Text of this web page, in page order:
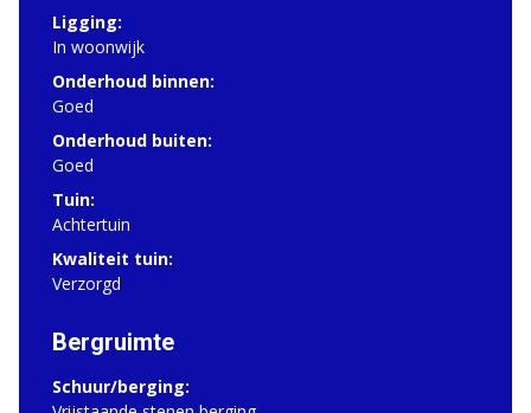
Ligging:
In woonwijk
Onderhoud binnen:
Goed
Onderhoud buiten:
Goed
Tuin:
Achtertuin
Kwaliteit tuin:
Verzorgd
Bergruimte
Schuur/berging: